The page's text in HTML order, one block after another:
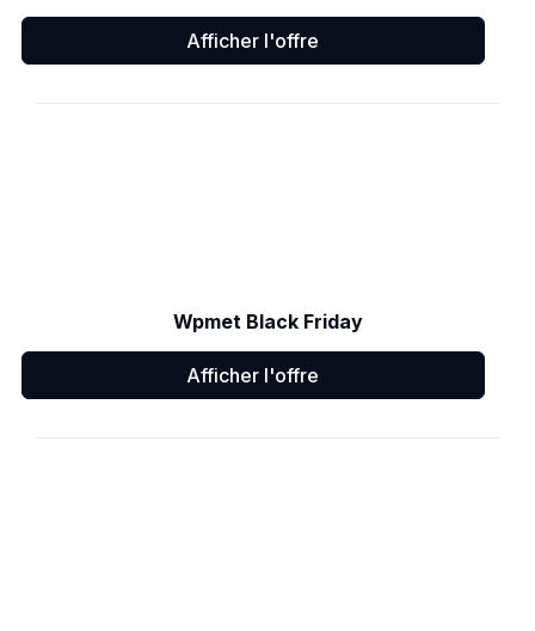
Afficher l'offre
Wpmet Black Friday
Afficher l'offre